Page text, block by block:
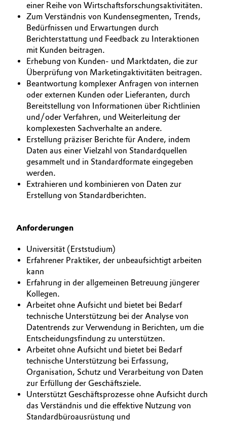
Energy, Environment & Utilities
Food & Beverage
Green Hydrogen
Home Care & Cleaning
Industrial Manufacturing & Machinery
Lubricants & Lubricant Additives
Medical Devices
Metals & Mining
Pharma & Biopharma
Plastics & Rubber
Pulp, Paper & Packaging
Textiles, Leather & Nonwovens
Business Lines
Karriere
Investor Relations
Medien
einer Reihe von Wirtschaftsforschungsaktivitäten.
Zum Verständnis von Kundensegmenten, Trends,
Bedürfnissen und Erwartungen durch
Berichterstattung und Feedback zu Interaktionen
mit Kunden beitragen.
Erhebung von Kunden- und Marktdaten, die zur
Überprüfung von Marketingaktivitäten beitragen.
Beantwortung komplexer Anfragen von internen
oder externen Kunden oder Lieferanten, durch
Bereitstellung von Informationen über Richtlinien
und/oder Verfahren, und Weiterleitung der
komplexesten Sachverhalte an andere.
Erstellung präziser Berichte für Andere, indem
Daten aus einer Vielzahl von Standardquellen
gesammelt und in Standardformate eingegeben
werden.
Extrahieren und kombinieren von Daten zur
Erstellung von Standardberichten.
Anforderungen
Universität (Erststudium)
Erfahrener Praktiker, der unbeaufsichtigt arbeiten
kann
Erfahrung in der allgemeinen Betreuung jüngerer
Kollegen.
Arbeitet ohne Aufsicht und bietet bei Bedarf
technische Unterstützung bei der Analyse von
Datentrends zur Verwendung in Berichten, um die
Entscheidungsfindung zu unterstützen.
Arbeitet ohne Aufsicht und bietet bei Bedarf
technische Unterstützung bei Erfassung,
Organisation, Schutz und Verarbeitung von Daten
zur Erfüllung der Geschäftsziele.
Unterstützt Geschäftsprozesse ohne Aufsicht durch
das Verständnis und die effektive Nutzung von
Standardbüroausrüstung und